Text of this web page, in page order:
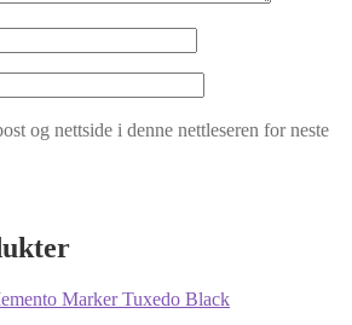
og nettside i denne nettleseren for neste